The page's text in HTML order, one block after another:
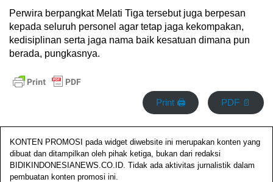
Perwira berpangkat Melati Tiga tersebut juga berpesan
kepada seluruh personel agar tetap jaga kekompakan,
kedisiplinan serta jaga nama baik kesatuan dimana pun
berada, pungkasnya.
Print 🖨 PDF 📄
KONTEN PROMOSI pada widget diwebsite ini merupakan konten yang
dibuat dan ditampilkan oleh pihak ketiga, bukan dari redaksi
BIDIKINDONESIANEWS.CO.ID. Tidak ada aktivitas jurnalistik dalam
pembuatan konten promosi ini.